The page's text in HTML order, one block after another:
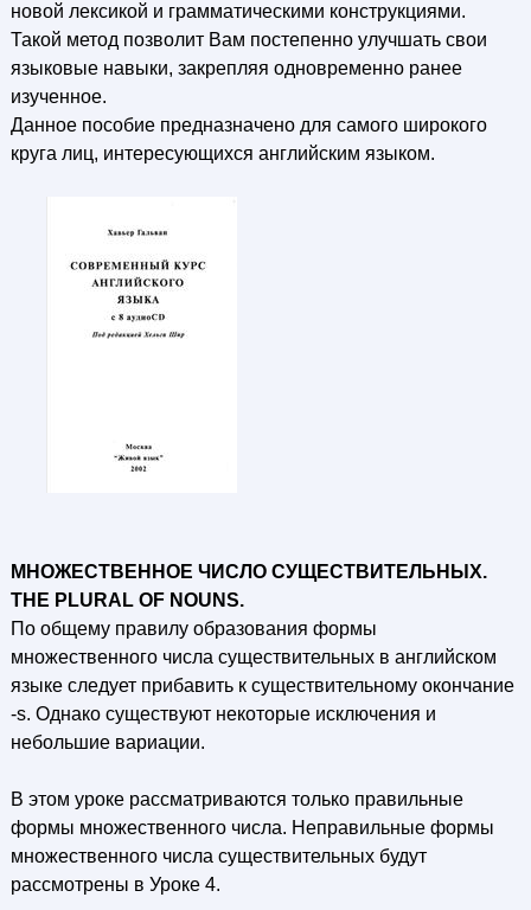
новой лексикой и грамматическими конструкциями.
Такой метод позволит Вам постепенно улучшать свои
языковые навыки, закрепляя одновременно ранее
изученное.
Данное пособие предназначено для самого широкого
круга лиц, интересующихся английским языком.
МНОЖЕСТВЕННОЕ ЧИСЛО СУЩЕСТВИТЕЛЬНЫХ.
THE PLURAL OF NOUNS.
По общему правилу образования формы
множественного числа существительных в английском
языке следует прибавить к существительному окончание
-s. Однако существуют некоторые исключения и
небольшие вариации.
В этом уроке рассматриваются только правильные
формы множественного числа. Неправильные формы
множественного числа существительных будут
рассмотрены в Уроке 4.